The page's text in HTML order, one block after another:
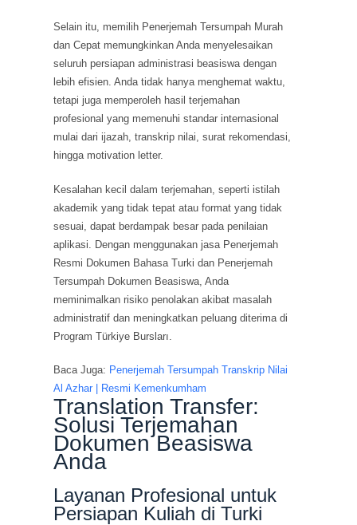
Selain itu, memilih Penerjemah Tersumpah Murah
dan Cepat memungkinkan Anda menyelesaikan
seluruh persiapan administrasi beasiswa dengan
lebih efisien. Anda tidak hanya menghemat waktu,
tetapi juga memperoleh hasil terjemahan
profesional yang memenuhi standar internasional
mulai dari ijazah, transkrip nilai, surat rekomendasi,
hingga motivation letter.
Kesalahan kecil dalam terjemahan, seperti istilah
akademik yang tidak tepat atau format yang tidak
sesuai, dapat berdampak besar pada penilaian
aplikasi. Dengan menggunakan jasa Penerjemah
Resmi Dokumen Bahasa Turki dan Penerjemah
Tersumpah Dokumen Beasiswa, Anda
meminimalkan risiko penolakan akibat masalah
administratif dan meningkatkan peluang diterima di
Program Türkiye Bursları.
Baca Juga: Penerjemah Tersumpah Transkrip Nilai
Al Azhar | Resmi Kemenkumham
Translation Transfer:
Solusi Terjemahan
Dokumen Beasiswa
Anda
Layanan Profesional untuk
Persiapan Kuliah di Turki